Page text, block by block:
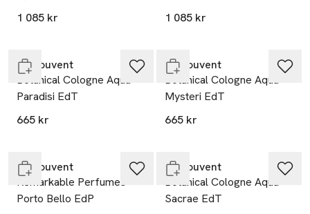
1 085 kr
1 085 kr
Le Couvent
Botanical Cologne Aqua
Paradisi EdT
665 kr
Le Couvent
Botanical Cologne Aqua
Mysteri EdT
665 kr
Le Couvent
Remarkable Perfumes
Porto Bello EdP
Le Couvent
Botanical Cologne Aqua
Sacrae EdT